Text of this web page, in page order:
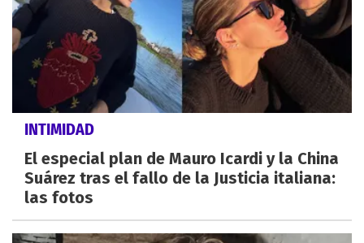
INTIMIDAD
El especial plan de Mauro Icardi y la China
Suárez tras el fallo de la Justicia italiana:
las fotos